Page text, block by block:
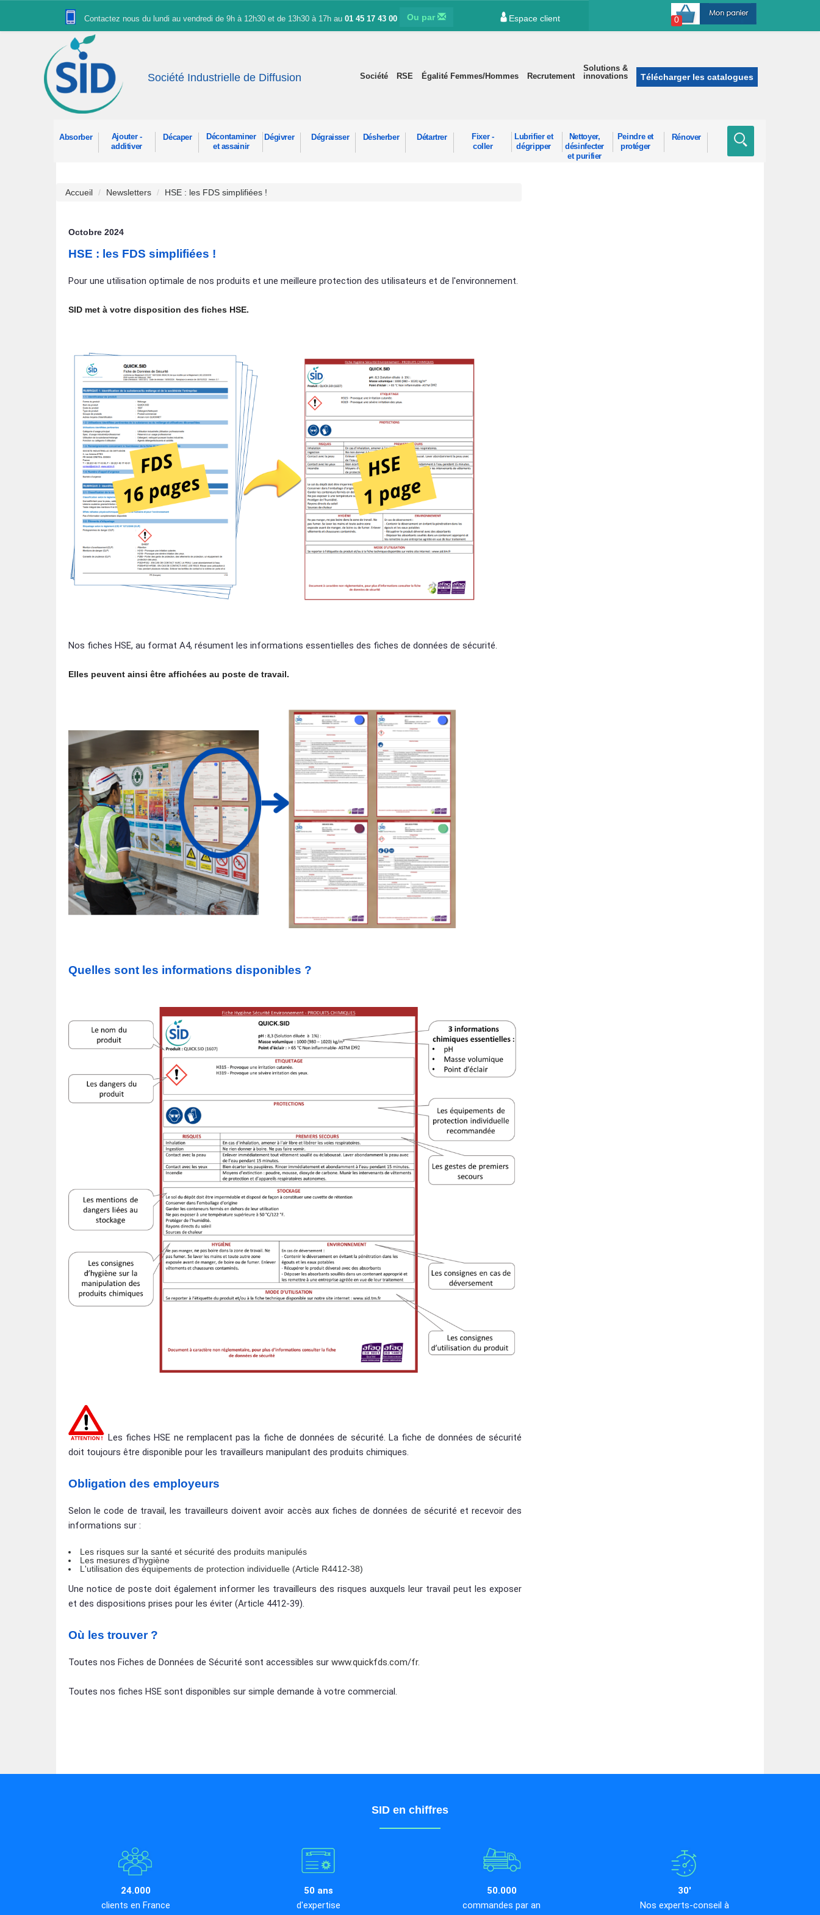
Contactez nous du lundi au vendredi de 9h à 12h30 et de 13h30 à 17h au 01 45 17 43 00 Ou par Espace client 0
Société Industrielle de Diffusion Société RSE Égalité Femmes/Hommes Recrutement
Solutions &
innovations
Télécharger les catalogues
Absorber
Ajouter -
additiver
Décaper
Décontaminer
et assainir
Dégivrer Dégraisser Désherber Détartrer
Fixer -
coller
Lubrifier et
dégripper
Nettoyer,
désinfecter
et purifier
Peindre et
protéger
Rénover
Accueil Newsletters HSE : les FDS simplifiées !
Octobre 2024
HSE : les FDS simplifiées !
Pour une utilisation optimale de nos produits et une meilleure protection des utilisateurs et de l'environnement.
SID met à votre disposition des fiches HSE.
Nos fiches HSE, au format A4, résument les informations essentielles des fiches de données de sécurité.
Elles peuvent ainsi être affichées au poste de travail.
Quelles sont les informations disponibles ?
Les fiches HSE ne remplacent pas la fiche de données de sécurité. La fiche de données de sécurité
doit toujours être disponible pour les travailleurs manipulant des produits chimiques.
Obligation des employeurs
Selon le code de travail, les travailleurs doivent avoir accès aux fiches de données de sécurité et recevoir des
informations sur :
Les risques sur la santé et sécurité des produits manipulés
Les mesures d'hygiène
L'utilisation des équipements de protection individuelle (Article R4412-38)
Une notice de poste doit également informer les travailleurs des risques auxquels leur travail peut les exposer
et des dispositions prises pour les éviter (Article 4412-39).
Où les trouver ?
Toutes nos Fiches de Données de Sécurité sont accessibles sur www.quickfds.com/fr.
Toutes nos fiches HSE sont disponibles sur simple demande à votre commercial.
SID en chiffres
24.000
clients en France
50 ans
d'expertise
50.000
commandes par an
30'
Nos experts-conseil à